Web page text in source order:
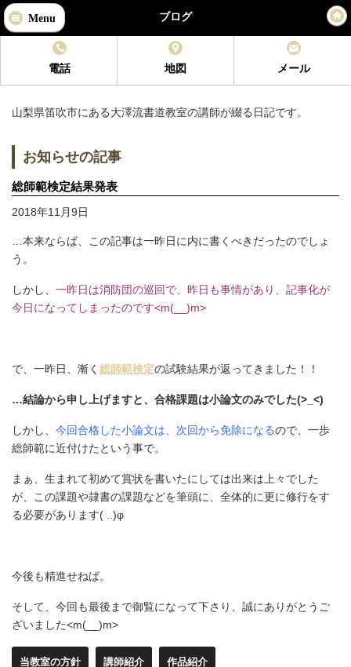
Menu ブログ
電話 地図 メール
山梨県笛吹市にある大澤流書道教室の講師が綴る日記です。
お知らせの記事
総師範検定結果発表
2018年11月9日
…本来ならば、この記事は一昨日に内に書くべきだったのでしょ
う。
しかし、 一昨日は消防団の巡回で、昨日も事情があり、記事化が
今日になってしまったのです<m(__)m>
で、一昨日、漸く 総師範検定の試験結果が返ってきました！！
…結論から申し上げますと、合格課題は小論文のみでした(>_<)
しかし、 今回合格した小論文は、次回から免除になるので、一歩
総師範に近付けたという事で。
まぁ、生まれて初めて賞状を書いたにしては出来は上々でした
が、この課題や隷書の課題などを筆頭に、全体的に更に修行をす
る必要があります( ..)φ
今後も精進せねば。
そして、今回も最後まで御覧になって下さり、誠にありがとうご
ざいました<m(__)m>
当教室の方針 講師紹介 作品紹介